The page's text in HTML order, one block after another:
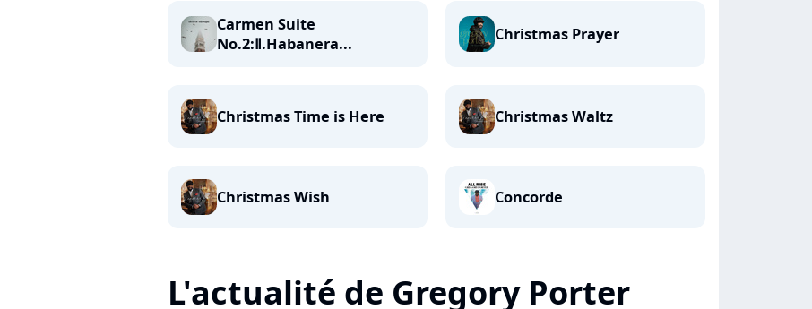
Carmen Suite
No.2:Ⅱ.Habanera...
Christmas Prayer
Christmas Time is Here Christmas Waltz
Christmas Wish Concorde
L'actualité de Gregory Porter